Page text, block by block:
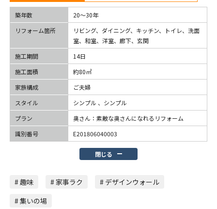
築年数
20〜30年
リフォーム箇所
リビング、ダイニング、キッチン、トイレ、洗面
室、和室、洋室、廊下、玄関
施工期間
14日
施工面積
約80㎡
家族構成
ご夫婦
スタイル
シンプル 、シンプル
プラン
奥さん：素敵な奥さんになれるリフォーム
識別番号
E201806040003
閉じる
# 趣味 # 家事ラク
# デザインウォール
# 集いの場